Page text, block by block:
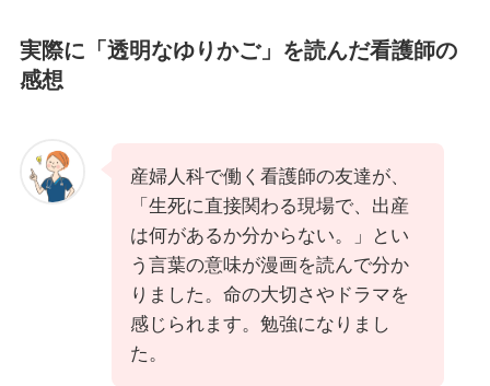
実際に「 透明なゆりかご」を読んだ看護師の
感想
産婦人科で働く看護師の友達が、
「生死に直接関わる現場で、出産
は何があるか分からない。」とい
う言葉の意味が漫画を読んで分か
りました。命の大切さやドラマを
感じられます。勉強になりまし
た。